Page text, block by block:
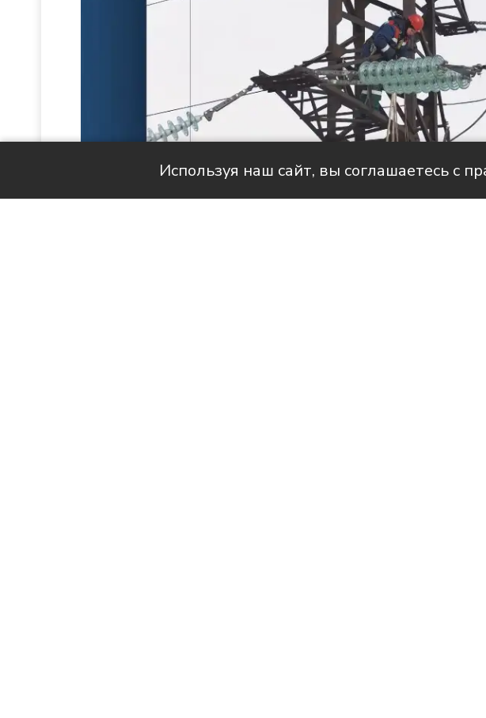
Используя наш сайт, вы соглашаетесь с